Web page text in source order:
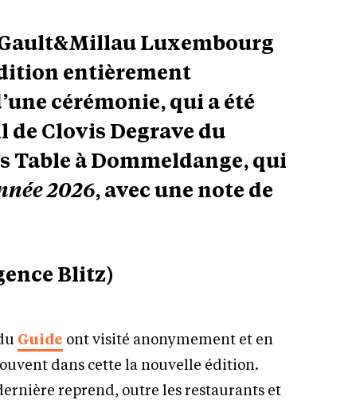
Gault&Millau Luxembourg
entièrement
cérémonie, qui a été
de Clovis Degrave du
Table à Dommeldange, qui
2026, avec une note de
Blitz)
Guide ont visité anonymement et en
dans cette la nouvelle édition.
reprend, outre les restaurants et